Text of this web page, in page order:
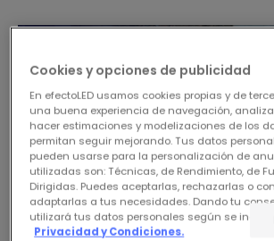
Cookies y opciones de publicidad
En efectoLED usamos cookies propias y de
una buena experiencia de navegación,
hacer estimaciones y modelizaciones de los
permitan seguir mejorando. Tus datos
pueden usarse para la personalización de
utilizadas son: Técnicas, de Rendimiento, de
Dirigidas. Puedes aceptarlas, rechazarlas o
adaptarlas a tus necesidades. Dando tu
utilizará tus datos personales según se
Privacidad y Condiciones.